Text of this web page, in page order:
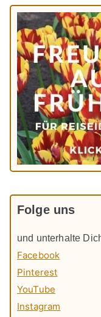
Folge uns
und unterhalte
Facebook
Pinterest
YouTube
Instagram